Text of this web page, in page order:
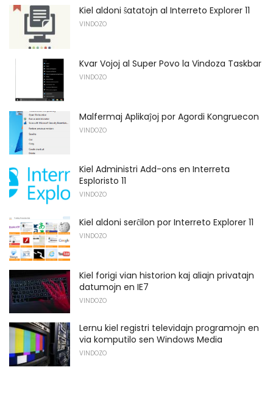
Kiel aldoni ŝatatojn al Interreto Explorer 11
VINDOZO
Kvar Vojoj al Super Povo la Vindoza Taskbar
VINDOZO
Malfermaj Aplikaĵoj por Agordi Kongruecon
VINDOZO
Kiel Administri Add-ons en Interreta
Esploristo 11
VINDOZO
Kiel aldoni serĉilon por Interreto Explorer 11
VINDOZO
Kiel forigi vian historion kaj aliajn privatajn
datumojn en IE7
VINDOZO
Lernu kiel registri televidajn programojn en
via komputilo sen Windows Media
VINDOZO